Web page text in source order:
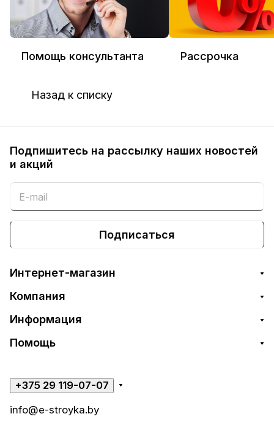
Помощь консультанта Рассрочка
Назад к списку
Подпишитесь на рассылку наших новостей
и акций
Подписаться
Интернет-магазин
Компания
Информация
Помощь
+375 29 119-07-07
info@e-stroyka.by